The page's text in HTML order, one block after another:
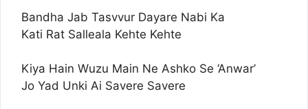
Bandha Jab Tasvvur Dayare Nabi Ka
Kati Rat Salleala Kehte Kehte
Kiya Hain Wuzu Main Ne Ashko Se ‘Anwar’
Jo Yad Unki Ai Savere Savere